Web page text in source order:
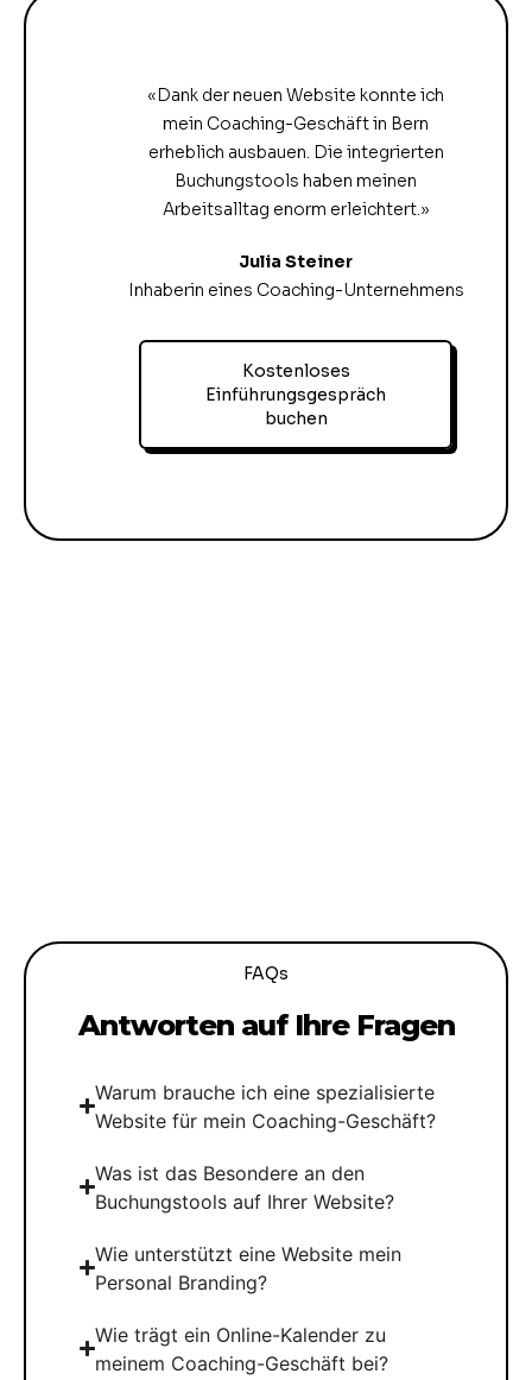
«Dank der neuen Website konnte ich
mein Coaching-Geschäft in Bern
erheblich ausbauen. Die integrierten
Buchungstools haben meinen
Arbeitsalltag enorm erleichtert.»
Julia Steiner
Inhaberin eines Coaching-Unternehmens
Kostenloses
Einführungsgespräch
buchen
FAQs
Antworten auf Ihre Fragen
Warum brauche ich eine spezialisierte
Website für mein Coaching-Geschäft?
Was ist das Besondere an den
Buchungstools auf Ihrer Website?
Wie unterstützt eine Website mein
Personal Branding?
Wie trägt ein Online-Kalender zu
meinem Coaching-Geschäft bei?